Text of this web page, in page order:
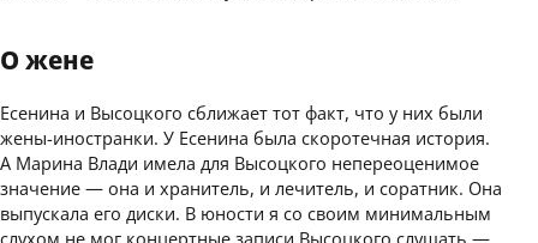
О жене
Есенина и Высоцкого сближает тот факт, что у них были
жены-иностранки. У Есенина была скоротечная история.
А Марина Влади имела для Высоцкого непереоценимое
значение — она и хранитель, и лечитель, и соратник. Она
выпускала его диски. В юности я со своим минимальным
слухом не мог концертные записи Высоцкого слушать —